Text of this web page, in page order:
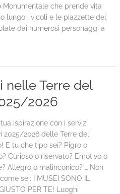
Monumentale che prende vita
lungo i vicoli e le piazzette del
dai numerosi personaggi a
nelle Terre del
2026
ispirazione con i servizi
2025/2026 delle Terre del
E tu che tipo sei? Pigro o
Curioso o riservato? Emotivo o
Allegro o malinconico? … Non
sei: I MUSEI SONO IL
PER TE! Luoghi